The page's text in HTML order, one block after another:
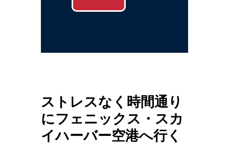
ストレスなく時間通り
にフェニックス・スカ
イハーバー空港へ行く